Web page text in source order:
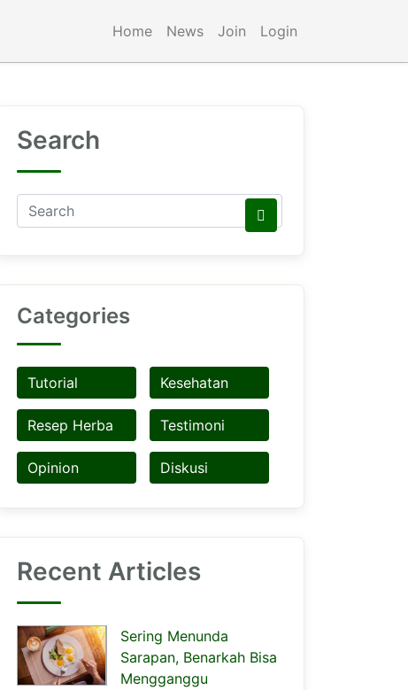
Home News Join Login
Search
Categories
Tutorial Kesehatan
Resep Herba Testimoni
Opinion Diskusi
Recent Articles
Sering Menunda
Sarapan, Benarkah Bisa
Mengganggu